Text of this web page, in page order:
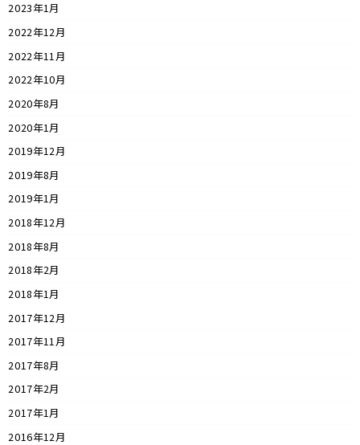
2023年1月
2022年12月
2022年11月
2022年10月
2020年8月
2020年1月
2019年12月
2019年8月
2019年1月
2018年12月
2018年8月
2018年2月
2018年1月
2017年12月
2017年11月
2017年8月
2017年2月
2017年1月
2016年12月